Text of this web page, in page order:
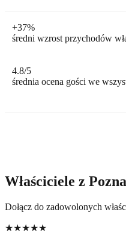
+37%
średni wzrost przychodów
4.8/5
średnia ocena gości we
Właściciele z
Dołącz do zadowolonych
★★★★★